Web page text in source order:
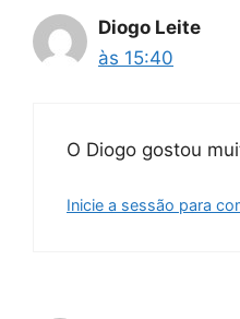
Diogo Leite
às 15:40
O Diogo gostou
Inicie a sessão para